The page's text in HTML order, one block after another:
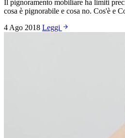
Il pignoramento mobiliare ha limiti
cosa è pignorabile e cosa no. Cos'è e
4 Ago 2018 Leggi